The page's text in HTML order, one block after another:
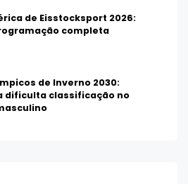
de Eisstocksport 2026:
completa
de Inverno 2030:
dificulta classificação no